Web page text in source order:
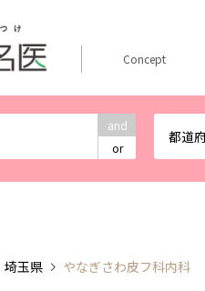
and
or
都道
Concept
埼玉県 やなぎさわ皮フ科内科